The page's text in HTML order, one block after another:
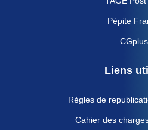
Pépite
CGplus
Liens
Règles de
Cahier des